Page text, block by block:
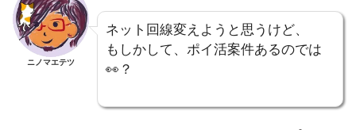
ニノマエテツ
ネット回線変えようと思うけど、
もしかして、ポイ活案件あるのでは
👀？